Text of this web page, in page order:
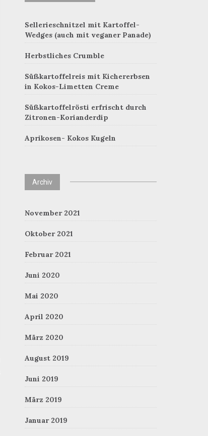
Sellerieschnitzel mit Kartoffel-
Wedges (auch mit veganer Panade)
Herbstliches Crumble
Süßkartoffelreis mit Kichererbsen
in Kokos-Limetten Creme
Süßkartoffelrösti erfrischt durch
Zitronen-Korianderdip
Aprikosen- Kokos Kugeln
Archiv
November 2021
Oktober 2021
Februar 2021
Juni 2020
Mai 2020
April 2020
März 2020
August 2019
Juni 2019
März 2019
Januar 2019